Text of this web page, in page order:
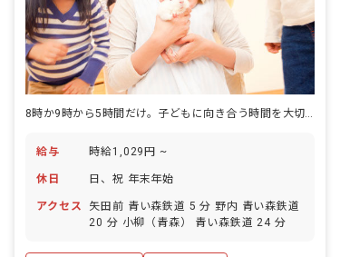
8時か9時から5時間だけ。子どもに向き合う時間を大切にする園です
給与 時給1,029円 ~
休日 日、祝 年末年始
アクセス
矢田前 青い森鉄道 5 分 野内 青い森鉄道
20 分 小柳（青森） 青い森鉄道 24 分